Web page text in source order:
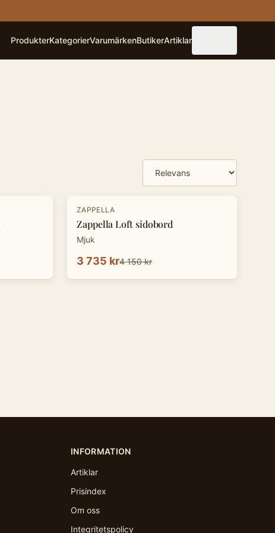
ProdukterKategorierVarumärkenButikerArtiklar
-10%
ZAPPELLA
Zappella Loft sidobord
Mjuk
3 735 kr4 150 kr
INFORMATION
Artiklar
Prisindex
Om oss
Integritetspolicy